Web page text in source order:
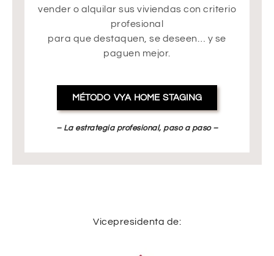
vender o alquilar sus viviendas con criterio
profesional
para que destaquen, se deseen… y se
paguen mejor.
MÉTODO VYA HOME STAGING
– La estrategia profesional, paso a paso –
Vicepresidenta de: